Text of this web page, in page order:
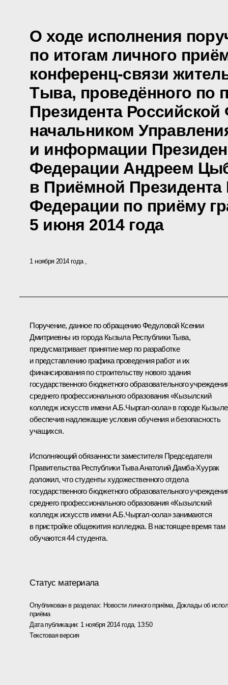
О ходе исполнения
по итогам личного
конференц-связи
Тыва, проведённого по
Президента
начальником
и информации
Федерации Андреем
в Приёмной Президента
Федерации по приёму
5 июня 2014 года
1 ноября 2014 года
Поручение, данное по обращению Федуловой Ксении
Дмитриевны из города Кызыла Республики Тыва,
предусматривает принятие мер по разработке
и представлению графика проведения работ и их
финансирования по строительству нового здания
государственного бюджетного образовательного
среднего профессионального образования «Кызылский
колледж искусств имени А.Б.Чыргал-оола» в городе
обеспечив надлежащие условия обучения и безопасность
учащихся.
Исполняющий обязанности заместителя Председателя
Правительства Республики Тыва Анатолий Дамба-Хуурак
доложил, что студенты художественного отдела
государственного бюджетного образовательного
среднего профессионального образования «Кызылский
колледж искусств имени А.Б.Чыргал-оола» занимаются
в пристройке общежития колледжа. В настоящее время там
обучаются 44 студента.
Статус материала
Опубликован в разделах: Новости личного приёма, Доклады об
приёма
Дата публикации: 1 ноября 2014 года, 13:50
Текстовая версия